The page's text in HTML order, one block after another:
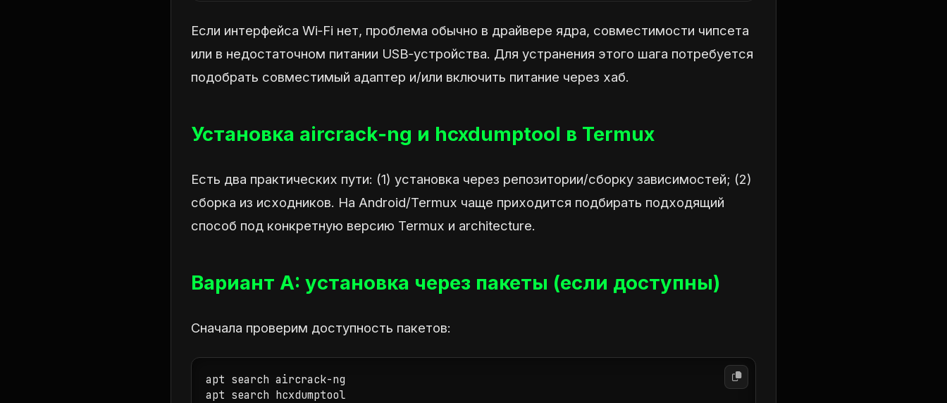
Если интерфейса Wi‑Fi нет, проблема обычно в драйвере ядра, совместимости чипсета
или в недостаточном питании USB‑устройства. Для устранения этого шага потребуется
подобрать совместимый адаптер и/или включить питание через хаб.
Установка aircrack‑ng и hcxdumptool в Termux
Есть два практических пути: (1) установка через репозитории/сборку зависимостей; (2)
сборка из исходников. На Android/Termux чаще приходится подбирать подходящий
способ под конкретную версию Termux и architecture.
Вариант A: установка через пакеты (если доступны)
Сначала проверим доступность пакетов:
apt search aircrack-ng
apt search hcxdumptool